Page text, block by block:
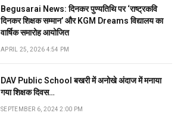
Begusarai News: दिनकर पुण्यतिथि पर ‘राष्ट्रकवि
दिनकर शिक्षक सम्मान’ और KGM Dreams विद्यालय का
वार्षिक समारोह आयोजित
APRIL 25, 2026 4:54 PM
DAV Public School बखरी में अनोखे अंदाज में मनाया
गया शिक्षक दिवस…
SEPTEMBER 6, 2024 2:00 PM